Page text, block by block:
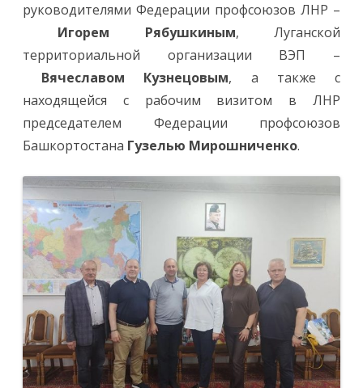
руководителями Федерации профсоюзов ЛНР –
Игорем Рябушкиным, Луганской
территориальной организации ВЭП –
Вячеславом Кузнецовым, а также с
находящейся с рабочим визитом в ЛНР
председателем Федерации профсоюзов
Башкортостана Гузелью Мирошниченко.